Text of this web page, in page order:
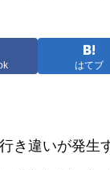
はてブ
き違いが発生